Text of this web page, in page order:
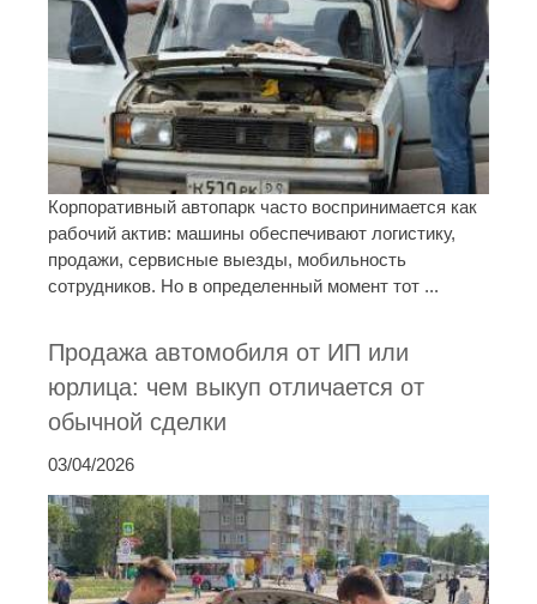
Корпоративный автопарк часто воспринимается как
рабочий актив: машины обеспечивают логистику,
продажи, сервисные выезды, мобильность
сотрудников. Но в определенный момент тот ...
Продажа автомобиля от ИП или
юрлица: чем выкуп отличается от
обычной сделки
03/04/2026